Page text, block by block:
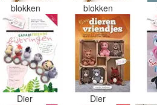
blokken blokken
Dier Dier